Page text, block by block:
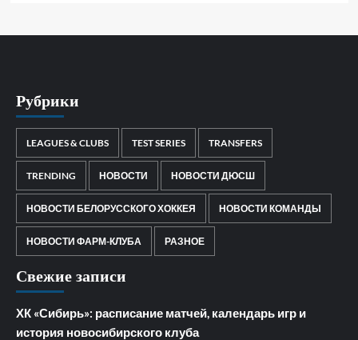
Рубрики
LEAGUES & CLUBS TEST SERIES TRANSFERS
TRENDING НОВОСТИ НОВОСТИ ДЮСШ
НОВОСТИ БЕЛОРУССКОГО ХОККЕЯ НОВОСТИ КОМАНДЫ
НОВОСТИ ФАРМ-КЛУБА РАЗНОЕ
Свежие записи
ХК «Сибирь»: расписание матчей, календарь игр и
история новосибирского клуба